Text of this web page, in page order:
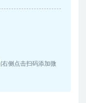
(右侧点击扫码添加微